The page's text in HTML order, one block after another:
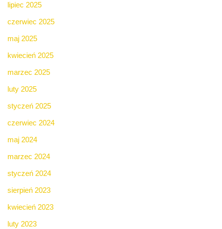
lipiec 2025
czerwiec 2025
maj 2025
kwiecień 2025
marzec 2025
luty 2025
styczeń 2025
czerwiec 2024
maj 2024
marzec 2024
styczeń 2024
sierpień 2023
kwiecień 2023
luty 2023